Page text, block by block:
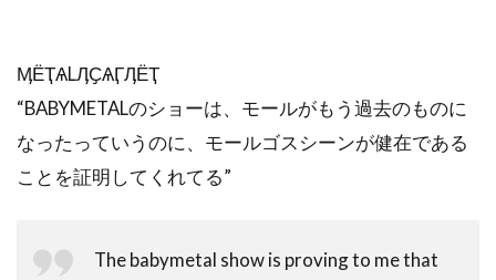
ӍЁҬѦLӅҪѦӶӅЁҬ
“BABYMETALのショーは、モールがもう過去のものに
なったっていうのに、モールゴスシーンが健在である
ことを証明してくれてる”
The babymetal show is proving to me that